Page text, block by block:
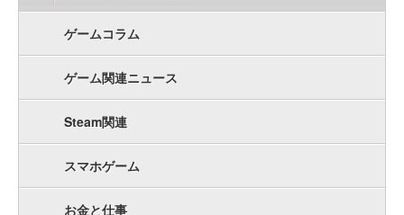
ゲームコラム
ゲーム関連ニュース
Steam関連
スマホゲーム
お金と仕事